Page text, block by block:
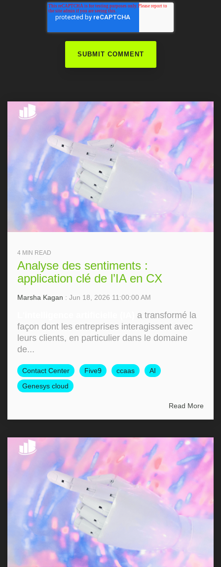
4 MIN READ
Analyse des sentiments :
application clé de l’IA en CX
Marsha Kagan : Jun 18, 2026 11:00:00 AM
a transformé la
façon dont les entreprises interagissent avec
leurs clients, en particulier dans le domaine
de...
Contact Center Five9 ccaas
AI
Genesys cloud
Read More